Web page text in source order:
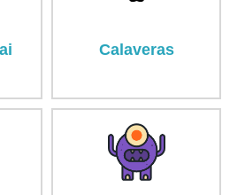
Calaveras